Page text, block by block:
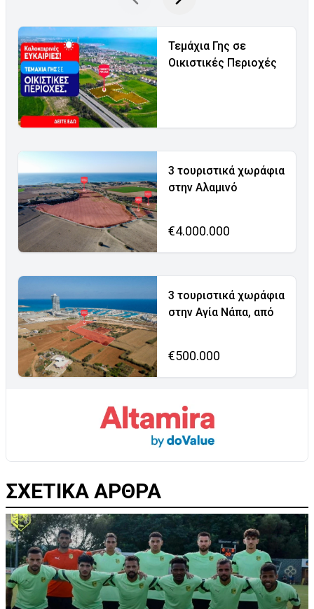
Τεμάχια Γης σε
Οικιστικές Περιοχές
3 τουριστικά χωράφια
στην Αλαμινό
€4.000.000
3 τουριστικά χωράφια
στην Αγία Νάπα, από
€500.000
ΣΧΕΤΙΚΑ ΑΡΘΡΑ